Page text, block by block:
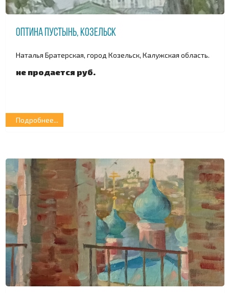
Оптина Пустынь, Козельск
Наталья Братерская, город Козельск, Калужская область.
не продается руб.
Подробнее...